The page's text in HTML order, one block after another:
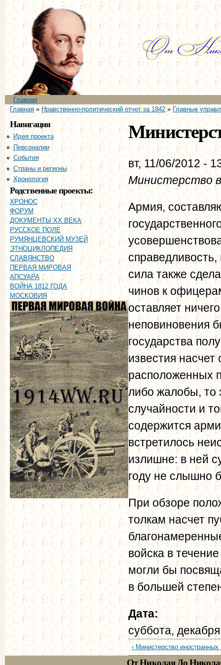
Главное меню
Главная
Вы здесь
Главная» Нравственно-политический отчет за 1842» Главные
Навигация
Идея проекта
Персоналии
События
Страны и регионы
Хронология
Родственные проекты:
ХРОНОС
ФОРУМ
ДОКУМЕНТЫ XX ВЕКА
РУССКОЕ ПОЛЕ
РУМЯНЦЕВСКИЙ МУЗЕЙ
ЭТНОЦИКЛОПЕДИЯ
СЛАВЯНСТВО
ПЕРВАЯ МИРОВАЯ
АПСУАРА
ВОЙНА 1812 ГОДА
МОСКОВИЯ
вт, 11/06/2012 -
Министерство
Армия,
сила также
чинов к
оставляет
неповиновения
государства
известия насчет
расположенных
либо жалобы, то
случайности и
содержится
встретилось
излишне: в ней
году не слышно
При обзоре
толкам насчет
войска в
могли бы
в большей
Дата:
суббота,
‹ Министерство иностранных
От Николая До